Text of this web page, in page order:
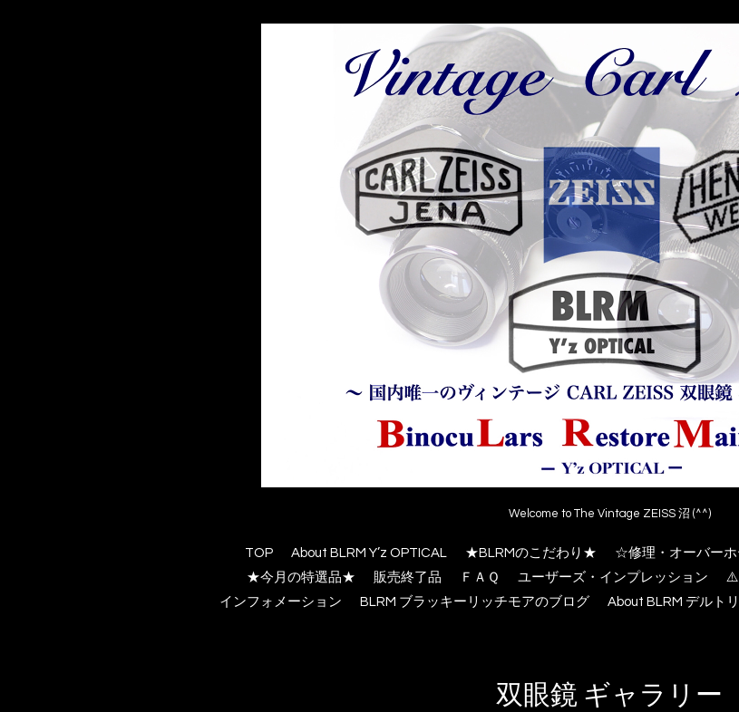
Welcome to The Vintage ZEISS 沼 (^^)
TOP About BLRM Y’z OPTICAL ★BLRMのこだわり★ ☆修理・オーバー
★今月の特選品★
販売終了品 ＦＡＱ ユーザーズ・インプレッション ⚠️
インフォメーション
BLRM ブラッキーリッチモアのブログ About BLRM デルト
双眼鏡 ギャラリー